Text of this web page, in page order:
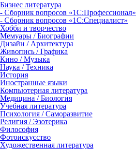
Бизнес литература
- Сборник вопросов «1С:Профессионал»
- Сборник вопросов «1С:Специалист»
Хобби и творчество
Мемуары / Биографии
Дизайн / Архитектура
Живопись / Графика
Кино / Музыка
Наука / Техника
История
Иностранные языки
Компьютерная литература
Медицина / Биология
Учебная литература
Психология / Саморазвитие
Религия / Эзотерика
Философия
Фотоискусство
Художественная литература